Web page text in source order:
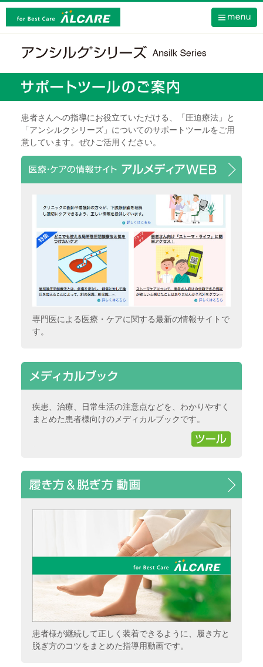
患者さんへの指導にお役立ていただける、「圧迫療法」と
「アンシルクシリーズ」についてのサポートツールをご用
意しています。ぜひご活用ください。
専門医による医療・ケアに関する最新の情報サイトで
す。
疾患、治療、日常生活の注意点などを、わかりやすく
まとめた患者様向けのメディカルブックです。
患者様が継続して正しく装着できるように、履き方と
脱ぎ方のコツをまとめた指導用動画です。